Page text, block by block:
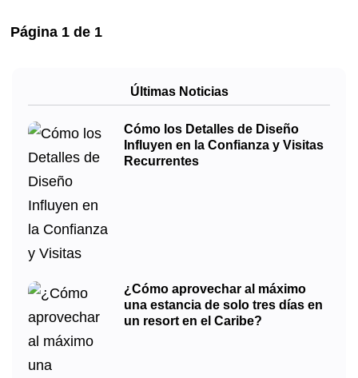
Página 1 de 1
Últimas Noticias
Cómo los Detalles de Diseño
Influyen en la Confianza y Visitas
Recurrentes
¿Cómo aprovechar al máximo
una estancia de solo tres días en
un resort en el Caribe?